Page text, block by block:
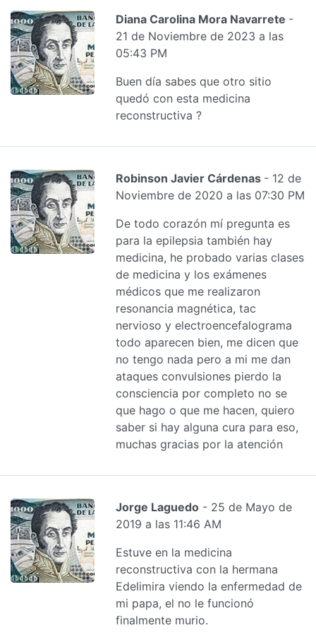
Diana Carolina Mora Navarrete -
21 de Noviembre de 2023 a las
05:43 PM
Buen día sabes que otro sitio
quedó con esta medicina
reconstructiva ?
Robinson Javier Cárdenas - 12 de
Noviembre de 2020 a las 07:30 PM
De todo corazón mí pregunta es
para la epilepsia también hay
medicina, he probado varias clases
de medicina y los exámenes
médicos que me realizaron
resonancia magnética, tac
nervioso y electroencefalograma
todo aparecen bien, me dicen que
no tengo nada pero a mi me dan
ataques convulsiones pierdo la
consciencia por completo no se
que hago o que me hacen, quiero
saber si hay alguna cura para eso,
muchas gracias por la atención
Jorge Laguedo - 25 de Mayo de
2019 a las 11:46 AM
Estuve en la medicina
reconstructiva con la hermana
Edelimira viendo la enfermedad de
mi papa, el no le funcionó
finalmente murio.